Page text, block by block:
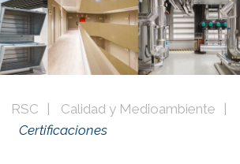
RSC
Calidad y Medioambiente
Certificaciones